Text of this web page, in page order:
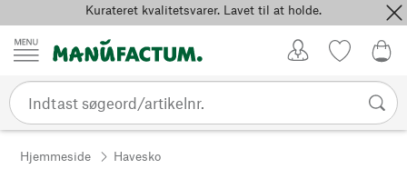
Spring til indholdKurateret kvalitetsvarer. Lavet til at holde.
Hjemmeside Havesko